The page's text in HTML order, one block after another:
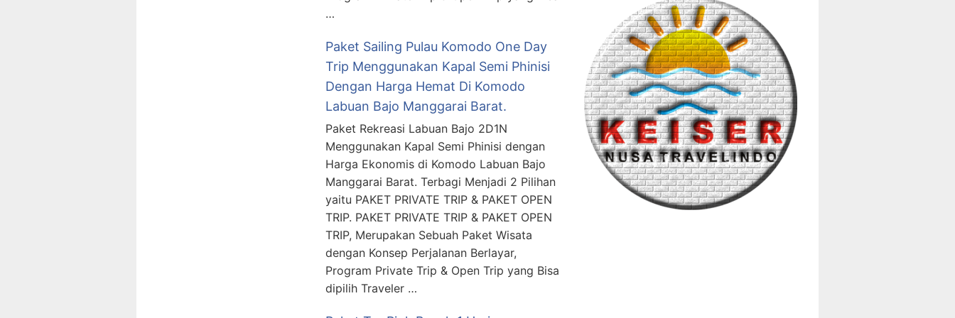
…
Paket Sailing Pulau Komodo One Day
Trip Menggunakan Kapal Semi Phinisi
Dengan Harga Hemat Di Komodo
Labuan Bajo Manggarai Barat.
Paket Rekreasi Labuan Bajo 2D1N
Menggunakan Kapal Semi Phinisi dengan
Harga Ekonomis di Komodo Labuan Bajo
Manggarai Barat. Terbagi Menjadi 2 Pilihan
yaitu PAKET PRIVATE TRIP & PAKET OPEN
TRIP. PAKET PRIVATE TRIP & PAKET OPEN
TRIP, Merupakan Sebuah Paket Wisata
dengan Konsep Perjalanan Berlayar,
Program Private Trip & Open Trip yang Bisa
dipilih Traveler …